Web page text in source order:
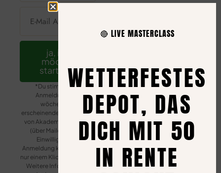
ja, ich
möchte
starten!*
*Du stimmst der
Anmeldung zum
wöchentlich
erscheinenden Newsletter
von Akademiker Fibel zu
(über Mailerlite). Die
Einwilligung zur
Anmeldung kannst du mit
nur einem Klick widerrufen.
Weitere Informationen
🔴 LIVE MASTERCLASS
WETTERFESTES
DEPOT, DAS
DICH MIT 50
IN RENTE